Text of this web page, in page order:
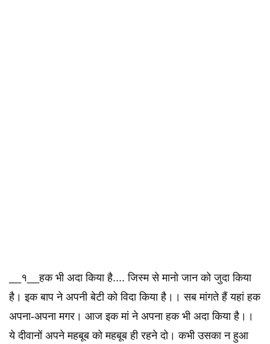
__१__हक भी अदा किया है.... जिस्म से मानो जान को जुदा किया
है। इक बाप ने अपनी बेटी को विदा किया है।। सब मांगते हैं यहां हक
अपना-अपना मगर। आज इक मां ने अपना हक भी अदा किया है।।
ये दीवानों अपने महबूब को महबूब ही रहने दो। कभी उसका न हुआ